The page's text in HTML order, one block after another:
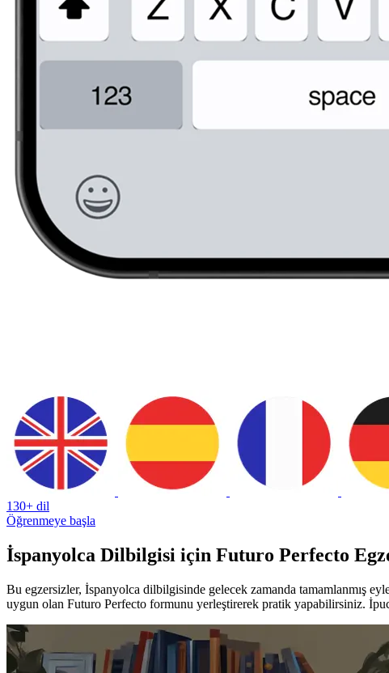
130+ dil
Öğrenmeye başla
İspanyolca Dilbilgisi için Futuro Perfecto
Bu egzersizler, İspanyolca dilbilgisinde gelecek zamanda tamamlanmış
uygun olan Futuro Perfecto formunu yerleştirerek pratik yapabilirsiniz.